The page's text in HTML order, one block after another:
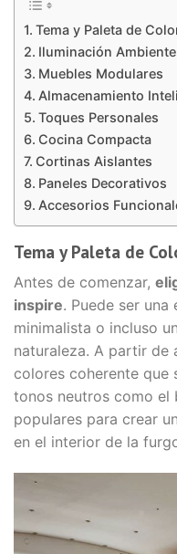
Tema y Paleta de
Iluminación Ambiente
Muebles Modulares
Almacenamiento
Toques Personales
Cocina Compacta
Cortinas Aislantes
Paneles Decorativos
Accesorios
Tema y Paleta de
Antes de comenzar,
inspire. Puede ser
minimalista o incluso
naturaleza. A partir de
colores coherente que
tonos neutros como el
populares para crear
en el interior de la